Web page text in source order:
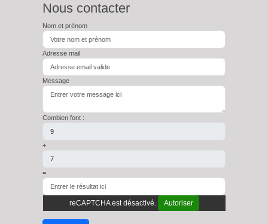
Nous contacter
Nom et prénom
Adresse mail
Message
Combien font :
+
=
reCAPTCHA est désactivé. Autoriser